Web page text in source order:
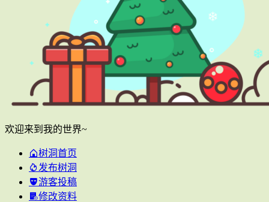
欢迎来到我的世界~
树洞首页
发布树洞
游客投稿
修改资料